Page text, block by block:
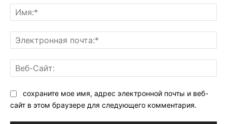
сохраните мое имя, адрес электронной почты и веб-
сайт в этом браузере для следующего комментария.